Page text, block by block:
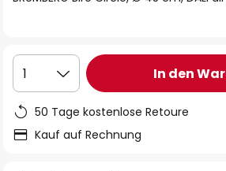
1 In den
50 Tage kostenlose Retoure
Kauf auf Rechnung